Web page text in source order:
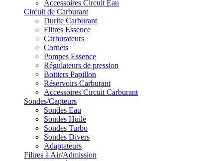
Accessoires Circuit Eau
Circuit de Carburant
Durite Carburant
Filtres Essence
Carburateurs
Cornets
Pompes Essence
Régulateurs de pression
Boitiers Papillon
Réservoirs Carburant
Accessoires Circuit Carburant
Sondes/Capteurs
Sondes Eau
Sondes Huile
Sondes Turbo
Sondes Divers
Adaptateurs
Filtres à Air/Admission